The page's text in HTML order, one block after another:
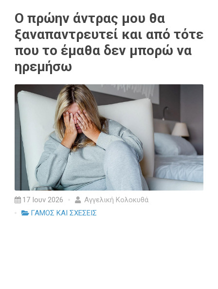
Ο πρώην άντρας μου θα
ξαναπαντρευτεί και από τότε
που το έμαθα δεν μπορώ να
ηρεμήσω
17 Ιουν 2026
Αγγελική Κολοκυθά
ΓΑΜΟΣ ΚΑΙ ΣΧΕΣΕΙΣ